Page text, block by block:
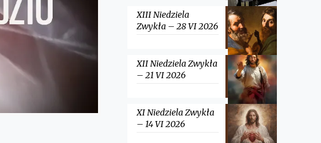
XIII Niedziela
Zwykła – 28 VI 2026
XII Niedziela Zwykła
– 21 VI 2026
XI Niedziela Zwykła
– 14 VI 2026